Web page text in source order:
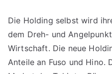
Die Holding selbst wird
dem Dreh- und
Wirtschaft. Die neue
Anteile an Fuso und Hino.